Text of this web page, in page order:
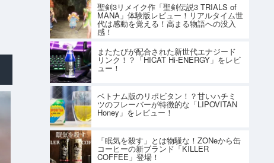
聖剣3リメイク作「聖剣伝説3 TRIALS of
MANA」体験版レビュー！リアルタイム世
代は感動を覚える！高まる物語への没入
感！
またたびが配合された新世代エナジード
リンク！？「HICAT Hi-ENERGY」をレビ
ュー！
ベトナム版のリポビタン！？甘いハチミ
ツのフレーバーが特徴的な「LIPOVITAN
Honey」をレビュー！
「眠気を殺す」とは物騒な！ZONeから缶
コーヒーの新ブランド「KILLER
COFFEE」登場！